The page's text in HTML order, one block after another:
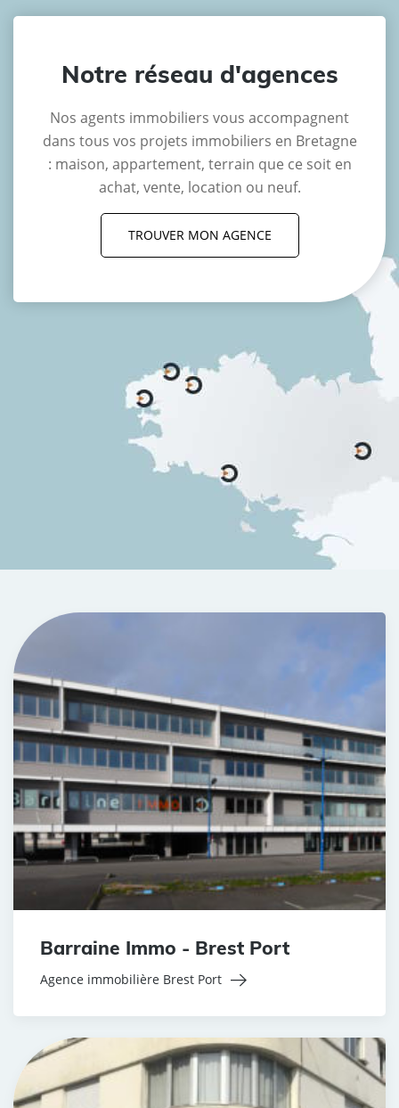
Notre réseau d'agences
Nos agents immobiliers vous accompagnent
dans tous vos projets immobiliers en Bretagne
: maison, appartement, terrain que ce soit en
achat, vente, location ou neuf.
TROUVER MON AGENCE
Barraine Immo - Brest Port
Agence immobilière Brest Port